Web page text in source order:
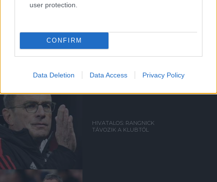
user protection.
CONFIRM
Data Deletion Data Access Privacy Policy
Kapcsolódó hírek
RALF RANGNICK
HIVATALOS: RANGNICK
TÁVOZIK A KLUBTÓL